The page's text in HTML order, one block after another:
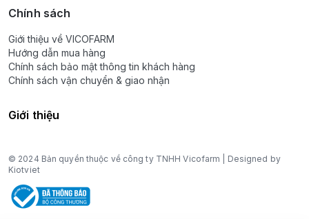
Chính sách
Giới thiệu về VICOFARM
Hướng dẫn mua hàng
Chính sách bảo mật thông tin khách hàng
Chính sách vận chuyển & giao nhận
Giới thiệu
© 2024 Bản quyền thuộc về công ty TNHH Vicofarm | Designed by
Kiotviet